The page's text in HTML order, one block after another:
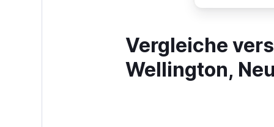
Vergleiche
Wellington,